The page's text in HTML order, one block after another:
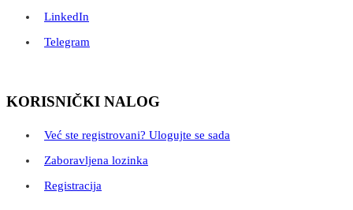
LinkedIn
Telegram
KORISNIČKI NALOG
Već ste registrovani? Ulogujte se sada
Zaboravljena lozinka
Registracija